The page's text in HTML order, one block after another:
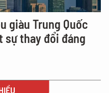
giàu Trung Quốc
sự thay đổi đáng